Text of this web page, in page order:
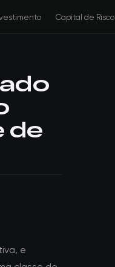
Capital de Risco
de
e